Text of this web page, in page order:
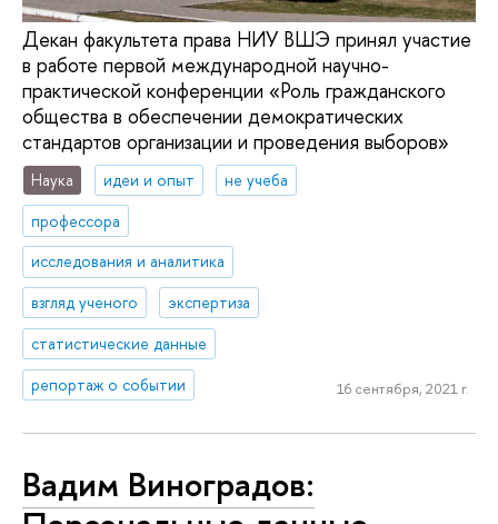
Декан факультета права НИУ ВШЭ принял участие
в работе первой международной научно-
практической конференции «Роль гражданского
общества в обеспечении демократических
стандартов организации и проведения выборов»
Наука идеи и опыт
не учеба
профессора
исследования и аналитика
взгляд ученого
экспертиза
статистические данные
репортаж о событии
16 сентября, 2021 г.
Вадим Виноградов: